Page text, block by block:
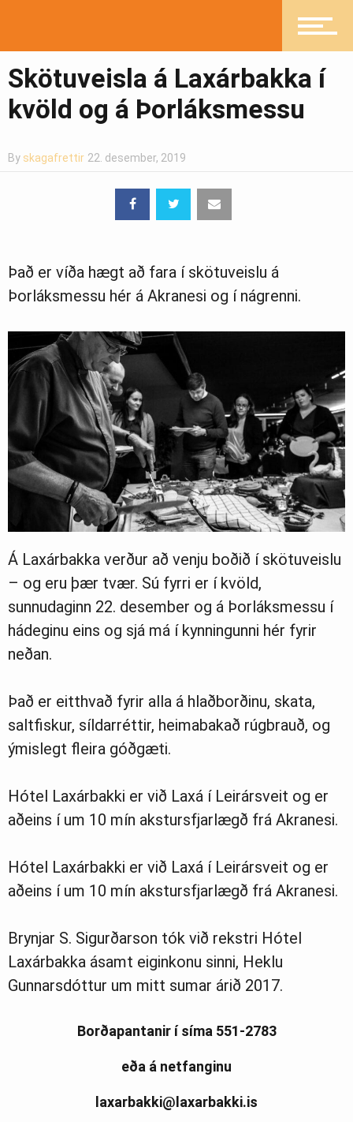
Greinasafn
Ljósmyndasafn
Skötuveisla á Laxárbakka í
kvöld og á Þorláksmessu
By skagafrettir 22. desember, 2019
Það er víða hægt að fara í skötuveislu á
Þorláksmessu hér á Akranesi og í nágrenni.
Á Laxárbakka verður að venju boðið í skötuveislu
– og eru þær tvær. Sú fyrri er í kvöld,
sunnudaginn 22. desember og á Þorláksmessu í
hádeginu eins og sjá má í kynningunni hér fyrir
neðan.
Það er eitthvað fyrir alla á hlaðborðinu, skata,
saltfiskur, síldarréttir, heimabakað rúgbrauð, og
ýmislegt fleira góðgæti.
Hótel Laxárbakki er við Laxá í Leirársveit og er
aðeins í um 10 mín akstursfjarlægð frá Akranesi.
Hótel Laxárbakki er við Laxá í Leirársveit og er
aðeins í um 10 mín akstursfjarlægð frá Akranesi.
Brynjar S. Sigurðarson tók við rekstri Hótel
Laxárbakka ásamt eiginkonu sinni, Heklu
Gunnarsdóttur um mitt sumar árið 2017.
Borðapantanir í síma 551-2783
eða á netfanginu
laxarbakki@laxarbakki.is